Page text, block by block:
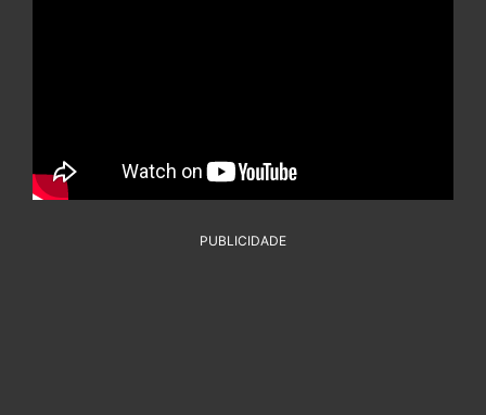
PUBLICIDADE